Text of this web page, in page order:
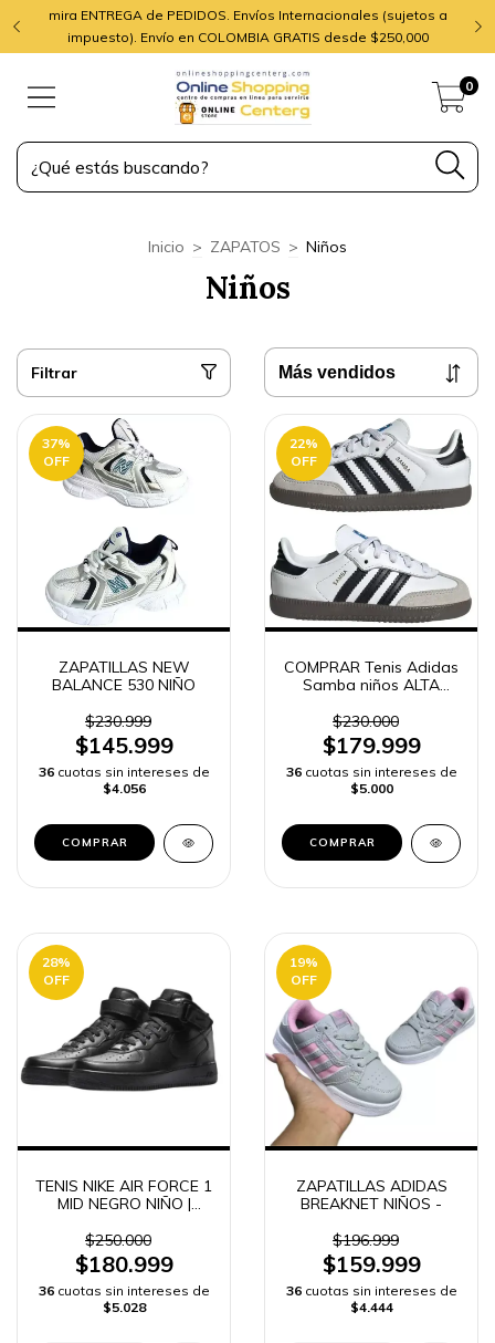
mira ENTREGA de PEDIDOS. Envíos Internacionales (sujetos a
impuesto). Envío en COLOMBIA GRATIS desde $250,000
0
Inicio > ZAPATOS > Niños
Niños
Filtrar
37%
OFF
ZAPATILLAS NEW
BALANCE 530 NIÑO
$230.999
$145.999
36 cuotas sin intereses de
$4.056
COMPRAR
22%
OFF
COMPRAR Tenis Adidas
Samba niños ALTA
$230.000
$179.999
36 cuotas sin intereses de
$5.000
COMPRAR
28%
OFF
TENIS NIKE AIR FORCE 1
MID NEGRO NIÑO |
$250.000
$180.999
36 cuotas sin intereses de
$5.028
19%
OFF
ZAPATILLAS ADIDAS
BREAKNET NIÑOS -
$196.999
$159.999
36 cuotas sin intereses de
$4.444